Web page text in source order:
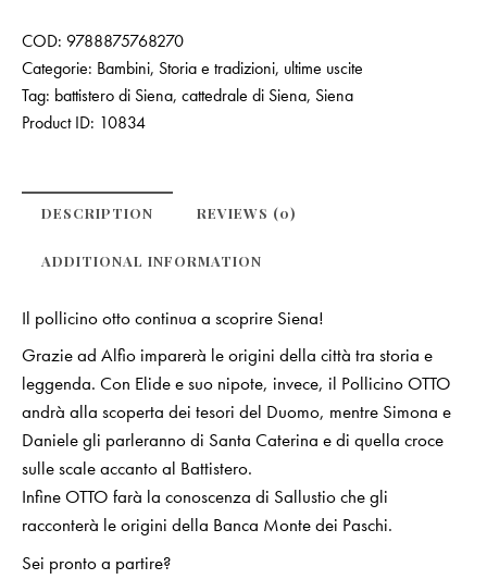
COD: 9788875768270
Categorie: Bambini, Storia e tradizioni, ultime uscite
Tag: battistero di Siena, cattedrale di Siena, Siena
Product ID: 10834
DESCRIPTION REVIEWS (0)
ADDITIONAL INFORMATION
Il pollicino otto continua a scoprire Siena!
Grazie ad Alfio imparerà le origini della città tra storia e
leggenda. Con Elide e suo nipote, invece, il Pollicino OTTO
andrà alla scoperta dei tesori del Duomo, mentre Simona e
Daniele gli parleranno di Santa Caterina e di quella croce
sulle scale accanto al Battistero.
Infine OTTO farà la conoscenza di Sallustio che gli
racconterà le origini della Banca Monte dei Paschi.
Sei pronto a partire?